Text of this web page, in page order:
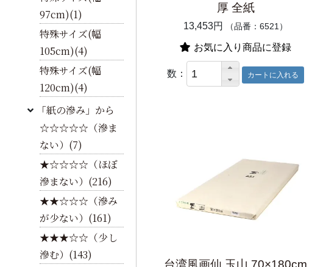
厚 全紙
13,453円 （品番：6521）
お気に入り商品に登録
数：
97cm)(1)
特殊サイズ(幅
105cm)(4)
特殊サイズ(幅
120cm)(4)
「紙の滲み」から
☆☆☆☆☆（滲ま
ない）(7)
★☆☆☆☆（ほぼ
滲まない）(216)
★★☆☆☆（滲み
が少ない）(161)
★★★☆☆（少し
滲む）(143)